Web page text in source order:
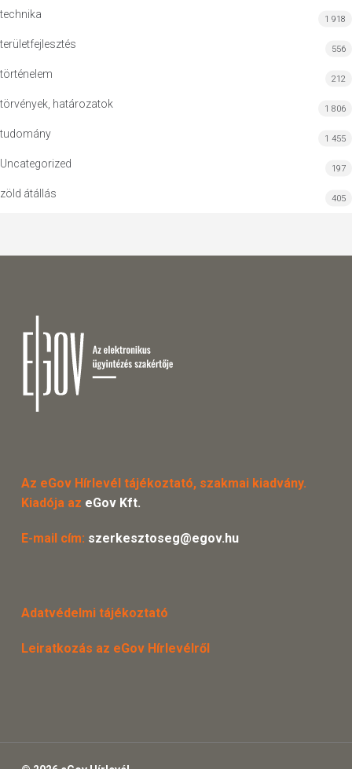
technika 1 918
területfejlesztés 556
történelem 212
törvények, határozatok 1 806
tudomány 1 455
Uncategorized 197
zöld átállás 405
Az eGov Hírlevél tájékoztató, szakmai kiadvány.
Kiadója az eGov Kft.
E-mail cím: szerkesztoseg@egov.hu
Adatvédelmi tájékoztató
Leiratkozás az eGov Hírlevélről